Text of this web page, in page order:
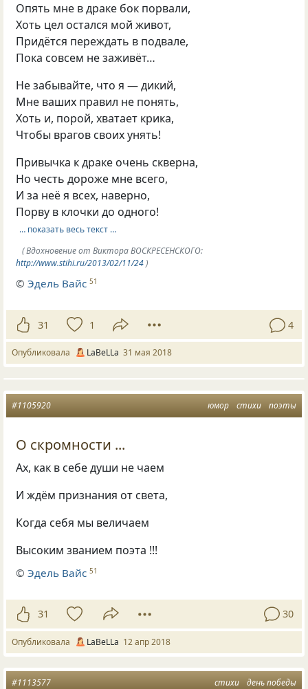
Опять мне в драке бок порвали,
Хоть цел остался мой живот,
Придётся переждать в подвале,
Пока совсем не заживёт…
Не забывайте, что я — дикий,
Мне ваших правил не понять,
Хоть и, порой, хватает крика,
Чтобы врагов своих унять!
Привычка к драке очень скверна,
Но честь дороже мне всего,
И за неё я всех, наверно,
Порву в клочки до одного!
… показать весь текст …
( Вдохновение от Виктора ВОСКРЕСЕНСКОГО:
http://www.stihi.ru/2013/02/11/24)
©Эдель Вайс 51
31 1 4
Опубликовала LaBeLLa 31 мая 2018
юмор стихи поэты
#1105920
О скромности ...
Ах, как в себе души не чаем
И ждём признания от света,
Когда себя мы величаем
Высоким званием поэта !!!
©Эдель Вайс 51
31 30
Опубликовала LaBeLLa 12 апр 2018
стихи день победы
#1113577